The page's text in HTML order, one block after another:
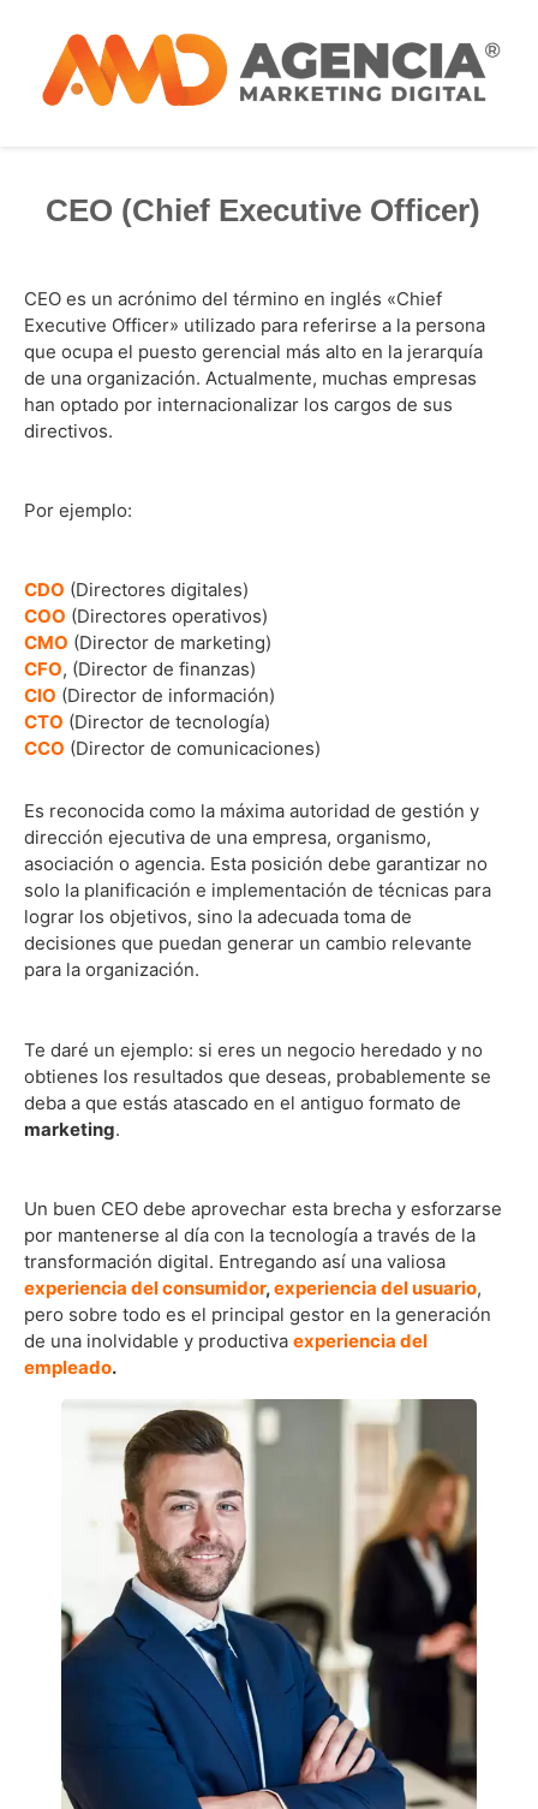
CEO (Chief Executive Officer)
CEO es un acrónimo del término en inglés «Chief
Executive Officer» utilizado para referirse a la persona
que ocupa el puesto gerencial más alto en la jerarquía
de una organización. Actualmente, muchas empresas
han optado por internacionalizar los cargos de sus
directivos.
Por ejemplo:
CDO (Directores digitales)
COO (Directores operativos)
CMO (Director de marketing)
CFO, (Director de finanzas)
CIO (Director de información)
CTO (Director de tecnología)
CCO (Director de comunicaciones)
Es reconocida como la máxima autoridad de gestión y
dirección ejecutiva de una empresa, organismo,
asociación o agencia. Esta posición debe garantizar no
solo la planificación e implementación de técnicas para
lograr los objetivos, sino la adecuada toma de
decisiones que puedan generar un cambio relevante
para la organización.
Te daré un ejemplo: si eres un negocio heredado y no
obtienes los resultados que deseas, probablemente se
deba a que estás atascado en el antiguo formato de
marketing.
Un buen CEO debe aprovechar esta brecha y esforzarse
por mantenerse al día con la tecnología a través de la
transformación digital. Entregando así una valiosa
experiencia del consumidor,experiencia del usuario,
pero sobre todo es el principal gestor en la generación
de una inolvidable y productiva experiencia del
empleado.